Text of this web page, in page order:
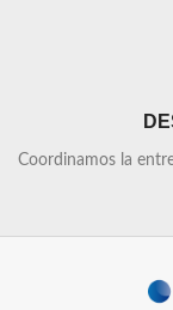
Coordinamos la